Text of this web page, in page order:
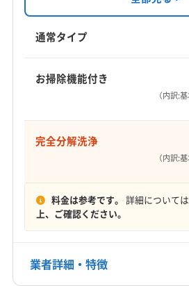
静岡市清水区
島田市
電話番号
公式HP
公式サイトを見る
活かし、家庭用エアコンを中
リーニングを通じて快適な空
しています。
通常タイプ
お掃除機能付き
（内訳:
完全分解洗浄
（内訳:
料金は参考です。 詳細については
上、ご確認ください。
業者詳細・特徴